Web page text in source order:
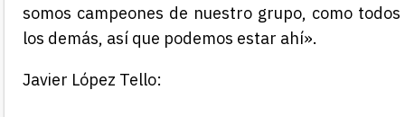
somos campeones de nuestro grupo, como todos
los demás, así que podemos estar ahí».
Javier López Tello: